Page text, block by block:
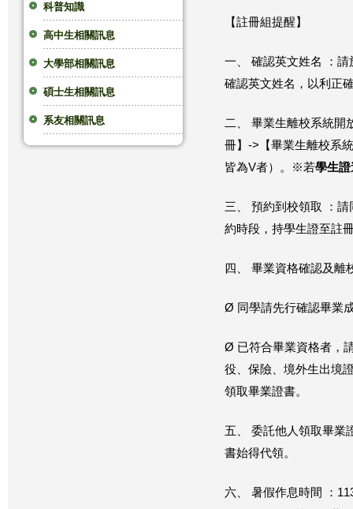
科普知識
高中生相關訊息
大學部相關訊息
碩士生相關訊息
系友相關訊息
【註冊組提醒】
一、 確認英文姓名 ：
確認英文姓名， 以利正
二、 畢業生離校系統開
冊】->【畢業生離校系
皆為V者）。※若學生證
三、 預約到校領取 ：
約時段，持學生證至註
四、 畢業資格確認及離
Ø 同學請先行確認畢業
Ø 已符合畢業資格者，
役、保險、 境外生出境
領取畢業證書。
五、 委託他人領取畢業
書始得代領。
六、 暑假作息時間 ：